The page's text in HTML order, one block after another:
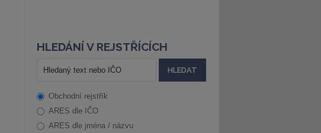
HLEDÁNÍ V REJSTŘÍCÍCH
Obchodní rejstřík
ARES dle IČO
ARES dle jména / názvu